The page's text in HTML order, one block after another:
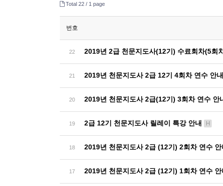
Total 22 / 1 page
번호
22 2019년 2급 천문지도사(12기) 수료회차(5회
21 2019년 천문지도사 2급 12기 4회차 연수 안내
20 2019년 천문지도사 2급(12기) 3회차 연수 안
19 2급 12기 천문지도사 릴레이 특강 안내 H
18 2019년 천문지도사 2급 (12기) 2회차 연수 안
17 2019년 천문지도사 2급 (12기) 1회차 연수 안